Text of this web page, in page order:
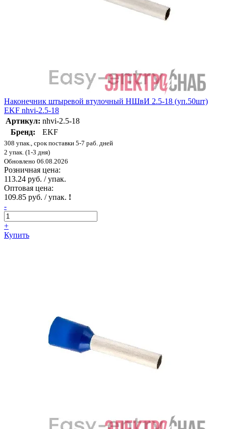
Наконечник штыревой втулочный НШвИ 2.5-18 (уп.50шт)
EKF nhvi-2.5-18
Артикул: nhvi-2.5-18
Бренд:
EKF
308 упак., срок поставки 5-7 раб. дней
2 упак. (1-3 дня)
Обновлено 06.08.2026
Розничная цена:
113.24 руб. / упак.
Оптовая цена:
109.85 руб. / упак. !
-
+
Купить